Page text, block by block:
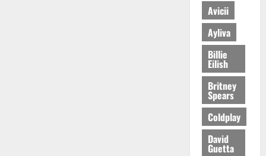
Avicii
Ayliva
Billie
Eilish
Britney
Spears
Coldplay
David
Guetta